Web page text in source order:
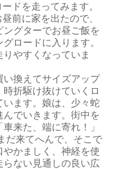
ードを走ってみます。
前に家を出たので、
グターでお昼ご飯を
ロードに入ります。
やすくなっていま
換えてサイズアップ
折駆け抜けていくロ
ます。娘は、少々蛇
でいきます。街中を
来た、端に寄れ！」
だ来てへんで、そこで
かましく、神経を使
らない見通しの良い広